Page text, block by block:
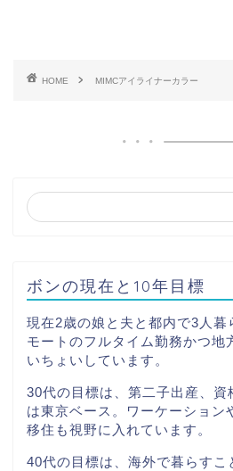
HOME MIMCアイライナーカラー
ボンの現在と10年目標
現在2歳の娘と夫と都内で3人暮
モートのフルタイム勤務かつ地
いちょいしています。
30代の目標は、第二子出産、資
は東京ベース。ワーケーション
移住も視野に入れています。
40代の目標は、海外で暮らすこ